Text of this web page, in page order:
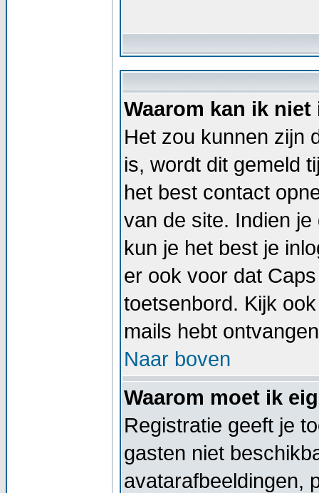
Waarom kan ik
Het zou kunnen zijn
is, wordt dit gemeld
het best contact
van de site. Indien
kun je het best je
er ook voor dat
toetsenbord. Kijk
mails hebt
Naar boven
Waarom moet ik
Registratie geeft je
gasten niet
avatarafbeeldingen,